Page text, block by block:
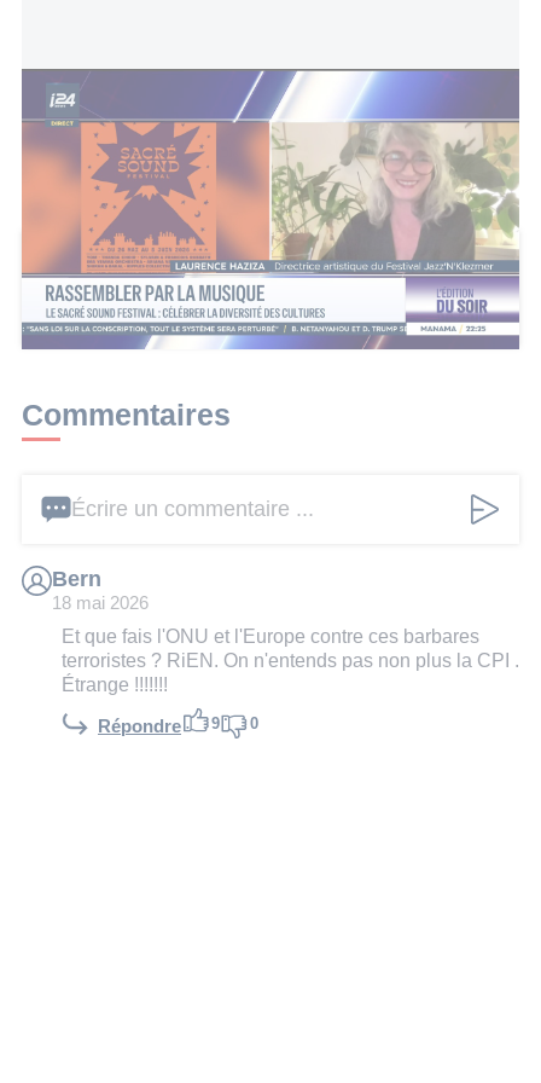
Rassemblement par la musique — Le Sacré Sound Festival :
célébrer la diversité des cultures
Cet article a reçu 1 commentaires
Ajouter un commentaire
Commentaires
Écrire un commentaire ...
Bern
18 mai 2026
Et que fais l'ONU et l'Europe contre ces barbares
terroristes ? RiEN. On n'entends pas non plus la CPI .
Étrange !!!!!!!
Répondre 9 0